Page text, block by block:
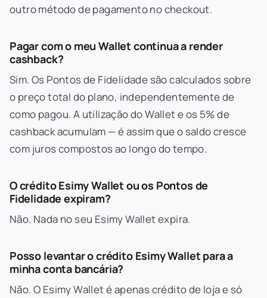
outro método de pagamento no checkout.
Pagar com o meu Wallet continua a render
cashback?
Sim. Os Pontos de Fidelidade são calculados sobre
o preço total do plano, independentemente de
como pagou. A utilização do Wallet e os 5% de
cashback acumulam — é assim que o saldo cresce
com juros compostos ao longo do tempo.
O crédito Esimy Wallet ou os Pontos de
Fidelidade expiram?
Não. Nada no seu Esimy Wallet expira.
Posso levantar o crédito Esimy Wallet para a
minha conta bancária?
Não. O Esimy Wallet é apenas crédito de loja e só